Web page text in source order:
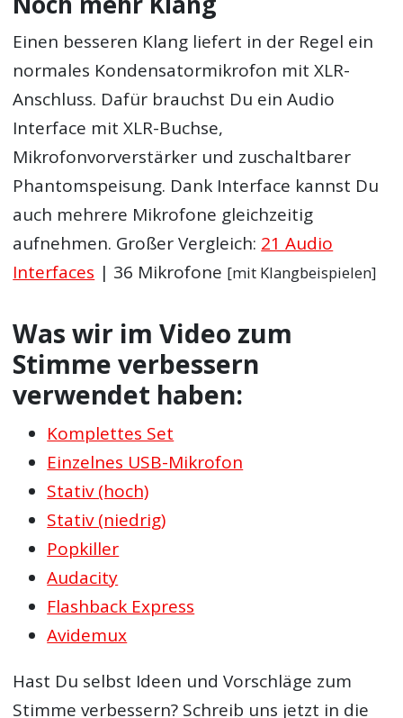
Einen besseren Klang liefert in der Regel ein
normales Kondensatormikrofon mit XLR-
Anschluss. Dafür brauchst Du ein Audio
Interface mit XLR-Buchse,
Mikrofonvorverstärker und zuschaltbarer
Phantomspeisung. Dank Interface kannst Du
auch mehrere Mikrofone gleichzeitig
aufnehmen. Großer Vergleich: 21 Audio
Interfaces | 36 Mikrofone [mit Klangbeispielen]
Was wir im Video zum
Stimme verbessern
verwendet haben:
Komplettes Set
Einzelnes USB-Mikrofon
Stativ (hoch)
Stativ (niedrig)
Popkiller
Audacity
Flashback Express
Avidemux
Hast Du selbst Ideen und Vorschläge zum
Stimme verbessern? Schreib uns jetzt in die